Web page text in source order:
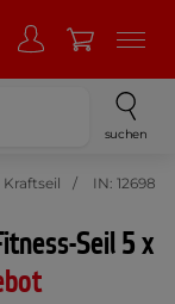
suchen
Kraftseil IN: 12698
Seil 5 x